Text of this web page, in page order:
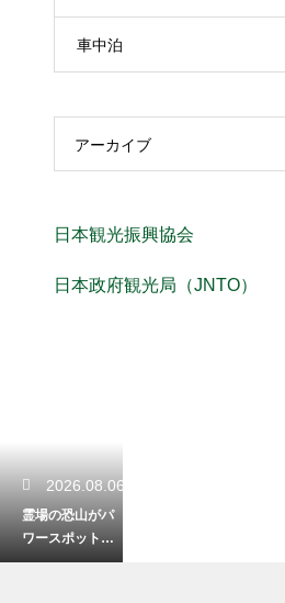
車中泊
アーカイブ
日本観光振興協会
日本政府観光局（JNTO）
2026.08.06
霊場の恐山がパ
ワースポットと
呼ばれるのはな